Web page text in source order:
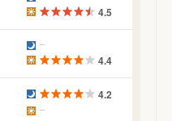
4.5
4.4
4.2